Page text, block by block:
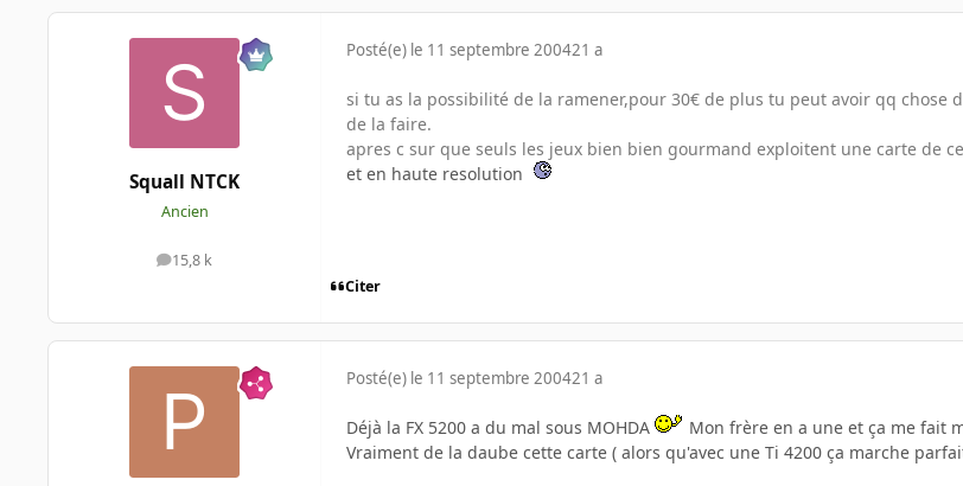
Squall NTCK
Ancien
15,8 k
messages
Posté(e) le 11 septembre 200421 a
si tu as la possibilité de la ramener,pour 30€ de plus tu peut avoir qq
de la faire.
apres c sur que seuls les jeux bien bien gourmand exploitent une carte de
et en haute resolution
Citer
Posté(e) le 11 septembre 200421 a
Déjà la FX 5200 a du mal sous MOHDA
Mon frère en a une et ça me fait
Vraiment de la daube cette carte ( alors qu'avec une Ti 4200 ça marche